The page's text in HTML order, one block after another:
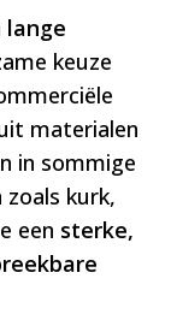
lange
keuze
materialen
in sommige
kurk,
een sterke,